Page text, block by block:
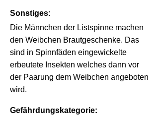
Sonstiges:
Die Männchen der Listspinne machen
den Weibchen Brautgeschenke. Das
sind in Spinnfäden eingewickelte
erbeutete Insekten welches dann vor
der Paarung dem Weibchen angeboten
wird.
Gefährdungskategorie: